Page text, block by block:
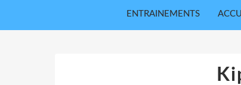
ENTRAINEMENTS